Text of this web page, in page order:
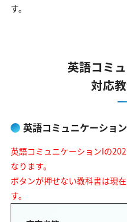
す。
英語コミ
対応
英語コミュニケーショ
英語コミュニケーションIの
なります。
ボタンが押せない教科書は現
す。